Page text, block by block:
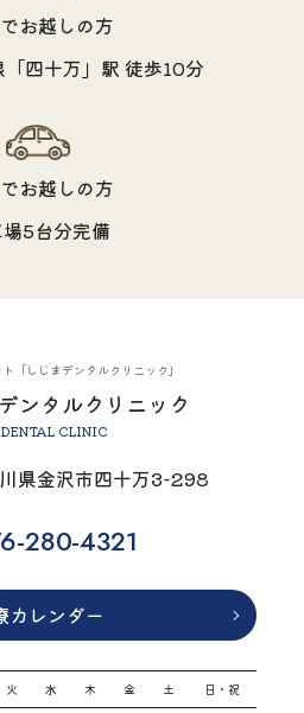
お越しの方
四十万」駅 徒歩10分
お越しの方
5台分完備
「しじまデンタルクリニック」
ンタルクリニック
CLINIC
県金沢市四十万3-298
280-4321
カレンダー
火 水 木 金 土 日・祝